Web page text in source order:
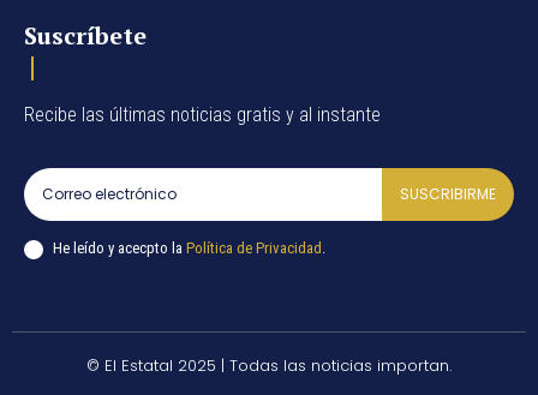
Suscríbete
Recibe las últimas noticias gratis y al instante
SUSCRIBIRME
He leído y acecpto la Política de Privacidad .
© El Estatal 2025 | Todas las noticias importan.